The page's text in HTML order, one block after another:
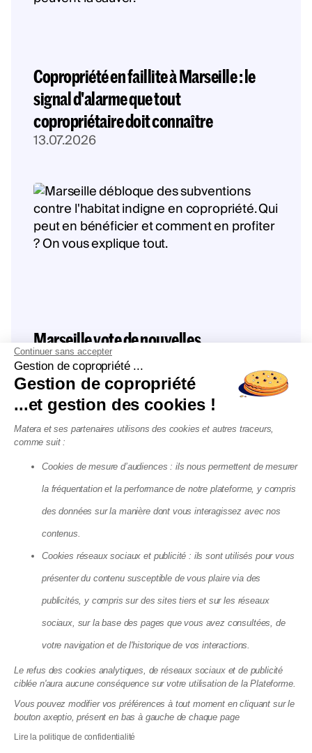
Copropriété en faillite à Marseille : le
signal d'alarme que tout
copropriétaire doit connaître
13.07.2026
Marseille vote de nouvelles
subventions contre les copropriétés
dégradées : ce qui change pour vous
13.07.2026
Éco-rénovons Paris+ : l'aide qui
finance jusqu'à 35 % de vos travaux
disparaît fin 2026
10.07.2026
Continuer sans accepter
Gestion de copropriété ...
Gestion de copropriété
...et gestion des cookies !
Matera et ses partenaires utilisons des cookies et autres traceurs,
comme suit :
Cookies de mesure d’audiences : ils nous permettent de mesurer
la fréquentation et la performance de notre plateforme, y compris
des données sur la manière dont vous interagissez avec nos
contenus.
Cookies réseaux sociaux et publicité : ils sont utilisés pour vous
présenter du contenu susceptible de vous plaire via des
publicités, y compris sur des sites tiers et sur les réseaux
sociaux, sur la base des pages que vous avez consultées, de
votre navigation et de l'historique de vos interactions.
Le refus des cookies analytiques, de réseaux sociaux et de publicité
ciblée n'aura aucune conséquence sur votre utilisation de la Plateforme.
Vous pouvez modifier vos préférences à tout moment en cliquant sur le
bouton axeptio, présent en bas à gauche de chaque page
Lire la politique de confidentialité